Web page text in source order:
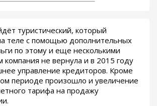
туристический, который
теле с помощью дополнительных
по этому и еще несколькими
компания не вернула и в 2015 году
управление кредиторов. Кроме
периоде произошло и увеличение
тарифа на продажу